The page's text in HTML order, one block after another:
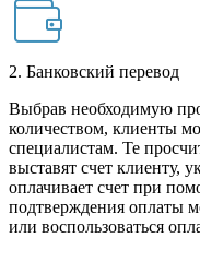
2. Банковский перевод
Выбрав необходимую
количеством, клиенты
специалистам. Те
выставят счет клиенту,
оплачивает счет при
подтверждения оплаты
или воспользоваться